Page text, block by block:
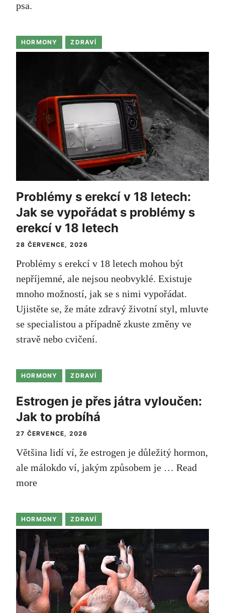
psa.
HORMONY ZDRAVÍ
Problémy s erekcí v 18 letech:
Jak se vypořádat s problémy s
erekcí v 18 letech
28 ČERVENCE, 2026
Problémy s erekcí v 18 letech mohou být
nepříjemné, ale nejsou neobvyklé. Existuje
mnoho možností, jak se s nimi vypořádat.
Ujistěte se, že máte zdravý životní styl, mluvte
se specialistou a případně zkuste změny ve
stravě nebo cvičení.
HORMONY ZDRAVÍ
Estrogen je přes játra vyloučen:
Jak to probíhá
27 ČERVENCE, 2026
Většina lidí ví, že estrogen je důležitý hormon,
ale málokdo ví, jakým způsobem je … Read
more
HORMONY ZDRAVÍ